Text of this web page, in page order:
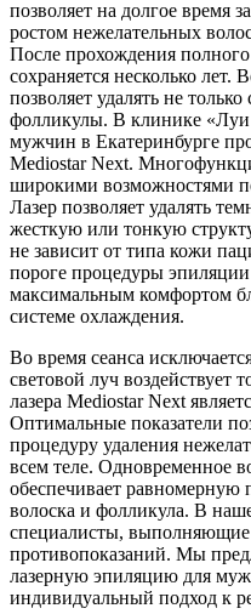
позволяет на долгое время
ростом нежелательных
После прохождения
сохраняется несколько
позволяет удалять не
фолликулы. В клинике «Луи
мужчин в Екатеринбурге
Mediostar Next.
широкими возможностями
Лазер позволяет удалять
жесткую или тонкую
не зависит от типа кожи
пороге процедуры
максимальным комфортом
системе охлаждения.
Во время сеанса
световой луч воздействует
лазера Mediostar Next
Оптимальные показатели
процедуру удаления
всем теле. Одновременное
обеспечивает равномерную
волоска и фолликула. В
специалисты,
противопоказаний. Мы
лазерную эпиляцию для
индивидуальный подход к